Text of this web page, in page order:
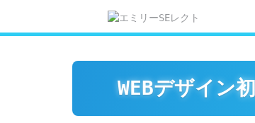
content
WEBデザイン